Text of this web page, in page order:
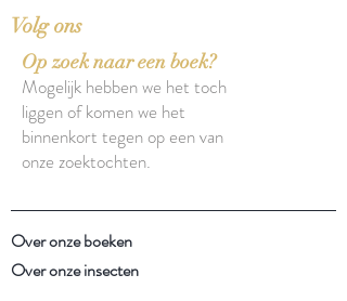
Volg ons
Op zoek naar een boek?
Mogelijk hebben we het toch
liggen of komen we het
binnenkort tegen op een van
onze zoektochten.
Over onze boeken
Over onze insecten